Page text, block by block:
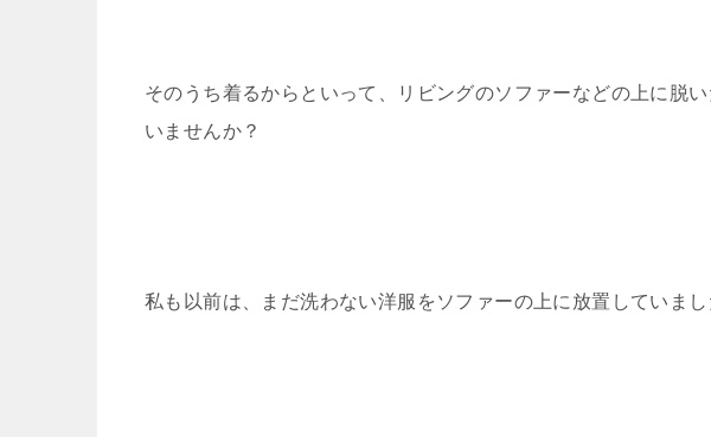
そのうち着るからといって、リビングのソファーなどの上に脱
いませんか？
私も以前は、まだ洗わない洋服をソファーの上に放置していまし